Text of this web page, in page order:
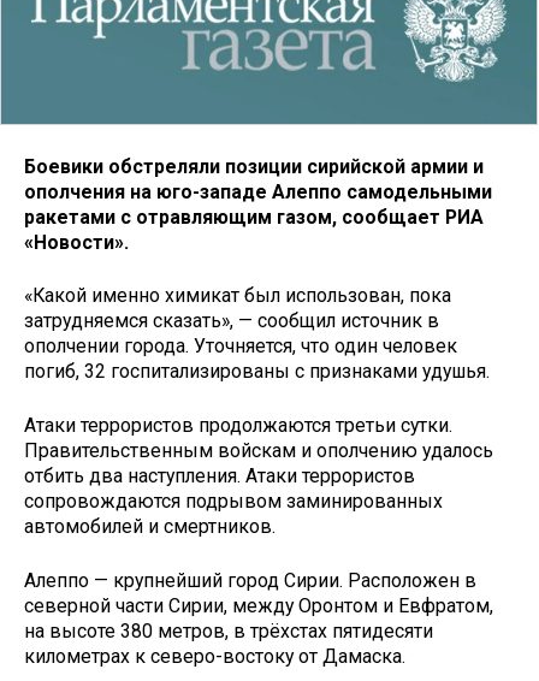
Боевики обстреляли позиции сирийской армии и
ополчения на юго-западе Алеппо самодельными
ракетами с отравляющим газом, сообщает РИА
«Новости».
«Какой именно химикат был использован, пока
затрудняемся сказать», — сообщил источник в
ополчении города. Уточняется, что один человек
погиб, 32 госпитализированы с признаками удушья.
Атаки террористов продолжаются третьи сутки.
Правительственным войскам и ополчению удалось
отбить два наступления. Атаки террористов
сопровождаются подрывом заминированных
автомобилей и смертников.
Алеппо — крупнейший город Сирии. Расположен в
северной части Сирии, между Оронтом и Евфратом,
на высоте 380 метров, в трёхстах пятидесяти
километрах к северо-востоку от Дамаска.